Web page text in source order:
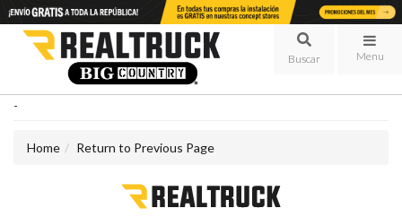
Menu
-
Home Return to Previous Page